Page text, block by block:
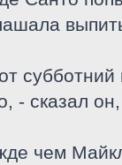
- сказал
чем